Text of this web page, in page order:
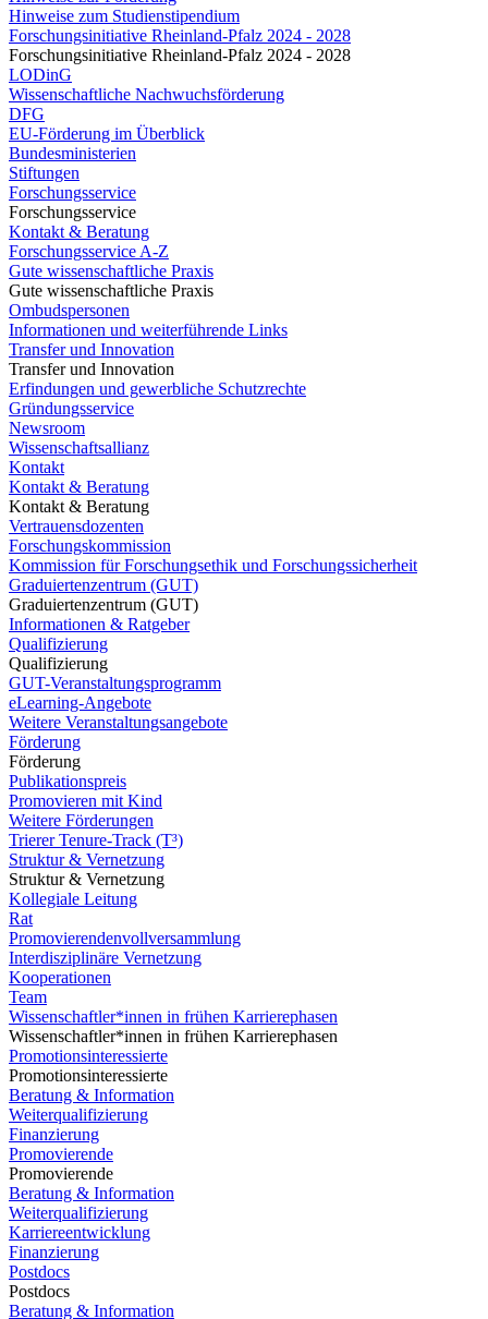
Hinweise zum Studienstipendium
Forschungsinitiative Rheinland-Pfalz 2024 - 2028
Forschungsinitiative Rheinland-Pfalz 2024 - 2028
LODinG
Wissenschaftliche Nachwuchsförderung
DFG
EU-Förderung im Überblick
Bundesministerien
Stiftungen
Forschungsservice
Forschungsservice
Kontakt & Beratung
Forschungsservice A-Z
Gute wissenschaftliche Praxis
Gute wissenschaftliche Praxis
Ombudspersonen
Informationen und weiterführende Links
Transfer und Innovation
Transfer und Innovation
Erfindungen und gewerbliche Schutzrechte
Gründungsservice
Newsroom
Wissenschaftsallianz
Kontakt
Kontakt & Beratung
Kontakt & Beratung
Vertrauensdozenten
Forschungskommission
Kommission für Forschungsethik und Forschungssicherheit
Graduiertenzentrum (GUT)
Graduiertenzentrum (GUT)
Informationen & Ratgeber
Qualifizierung
Qualifizierung
GUT-Veranstaltungsprogramm
eLearning-Angebote
Weitere Veranstaltungsangebote
Förderung
Förderung
Publikationspreis
Promovieren mit Kind
Weitere Förderungen
Trierer Tenure-Track (T³)
Struktur & Vernetzung
Struktur & Vernetzung
Kollegiale Leitung
Rat
Promovierendenvollversammlung
Interdisziplinäre Vernetzung
Kooperationen
Team
Wissenschaftler*innen in frühen Karrierephasen
Wissenschaftler*innen in frühen Karrierephasen
Promotionsinteressierte
Promotionsinteressierte
Beratung & Information
Weiterqualifizierung
Finanzierung
Promovierende
Promovierende
Beratung & Information
Weiterqualifizierung
Karriereentwicklung
Finanzierung
Postdocs
Postdocs
Beratung & Information